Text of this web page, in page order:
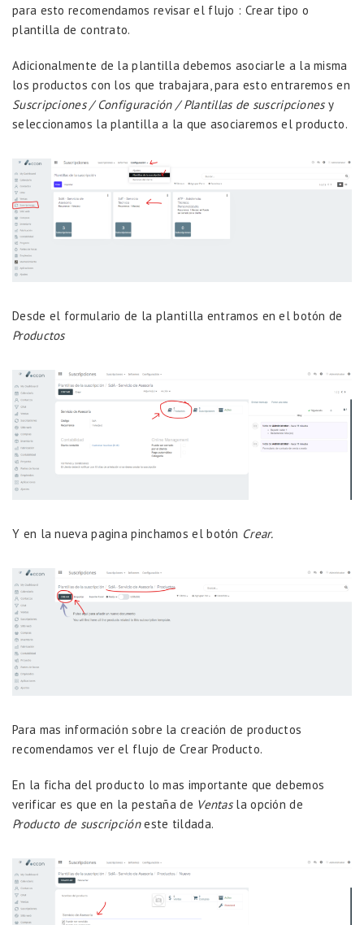
para esto recomendamos revisar el flujo : Crear tipo o
plantilla de contrato.
Adicionalmente de la plantilla debemos asociarle a la misma
los productos con los que trabajara, para esto entraremos en
Suscripciones / Configuración / Plantillas de suscripcionesy
seleccionamos la plantilla a la que asociaremos el producto.
Desde el formulario de la plantilla entramos en el botón de
Productos
Y en la nueva pagina pinchamos el botón Crear.
Para mas información sobre la creación de productos
recomendamos ver el flujo de Crear Producto.
En la ficha del producto lo mas importante que debemos
verificar es que en la pestaña de Ventasla opción de
Producto de suscripcióneste tildada.